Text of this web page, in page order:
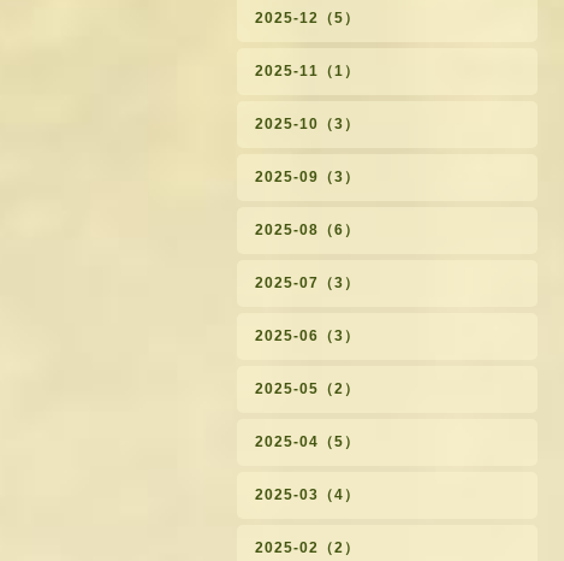
2025-12（5）
2025-11（1）
2025-10（3）
2025-09（3）
2025-08（6）
2025-07（3）
2025-06（3）
2025-05（2）
2025-04（5）
2025-03（4）
2025-02（2）